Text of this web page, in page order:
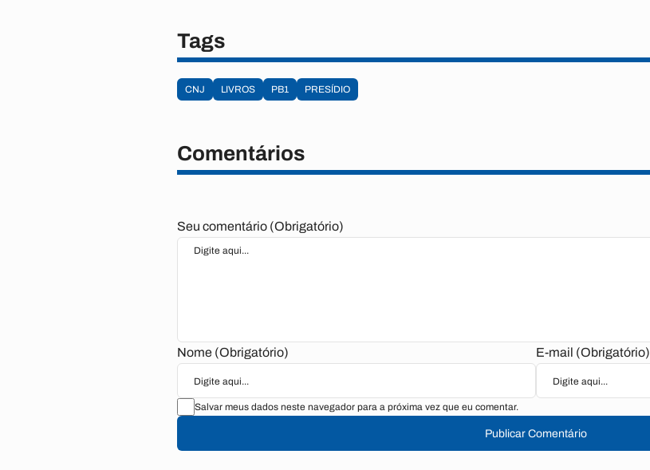
Tags
CNJ LIVROS PB1 PRESÍDIO
Comentários
Seu comentário (Obrigatório)
Nome (Obrigatório) E-mail (Obrigatório)
Salvar meus dados neste navegador para a próxima vez que eu comentar.
Publicar Comentário